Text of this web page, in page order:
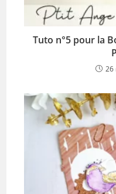
Tuto n°5 pour la
26